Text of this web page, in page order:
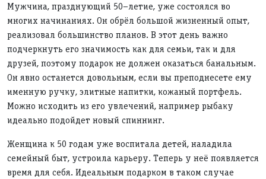
Мужчина, празднующий 50–летие, уже состоялся во
многих начинаниях. Он обрёл большой жизненный опыт,
реализовал большинство планов. В этот день важно
подчеркнуть его значимость как для семьи, так и для
друзей, поэтому подарок не должен оказаться банальным.
Он явно останется довольным, если вы преподнесете ему
именную ручку, элитные напитки, кожаный портфель.
Можно исходить из его увлечений, например рыбаку
идеально подойдет новый спиннинг.
Женщина к 50 годам уже воспитала детей, наладила
семейный быт, устроила карьеру. Теперь у неё появляется
время для себя. Идеальным подарком в таком случае